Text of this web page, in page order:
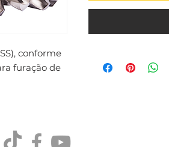
conforme
furação de